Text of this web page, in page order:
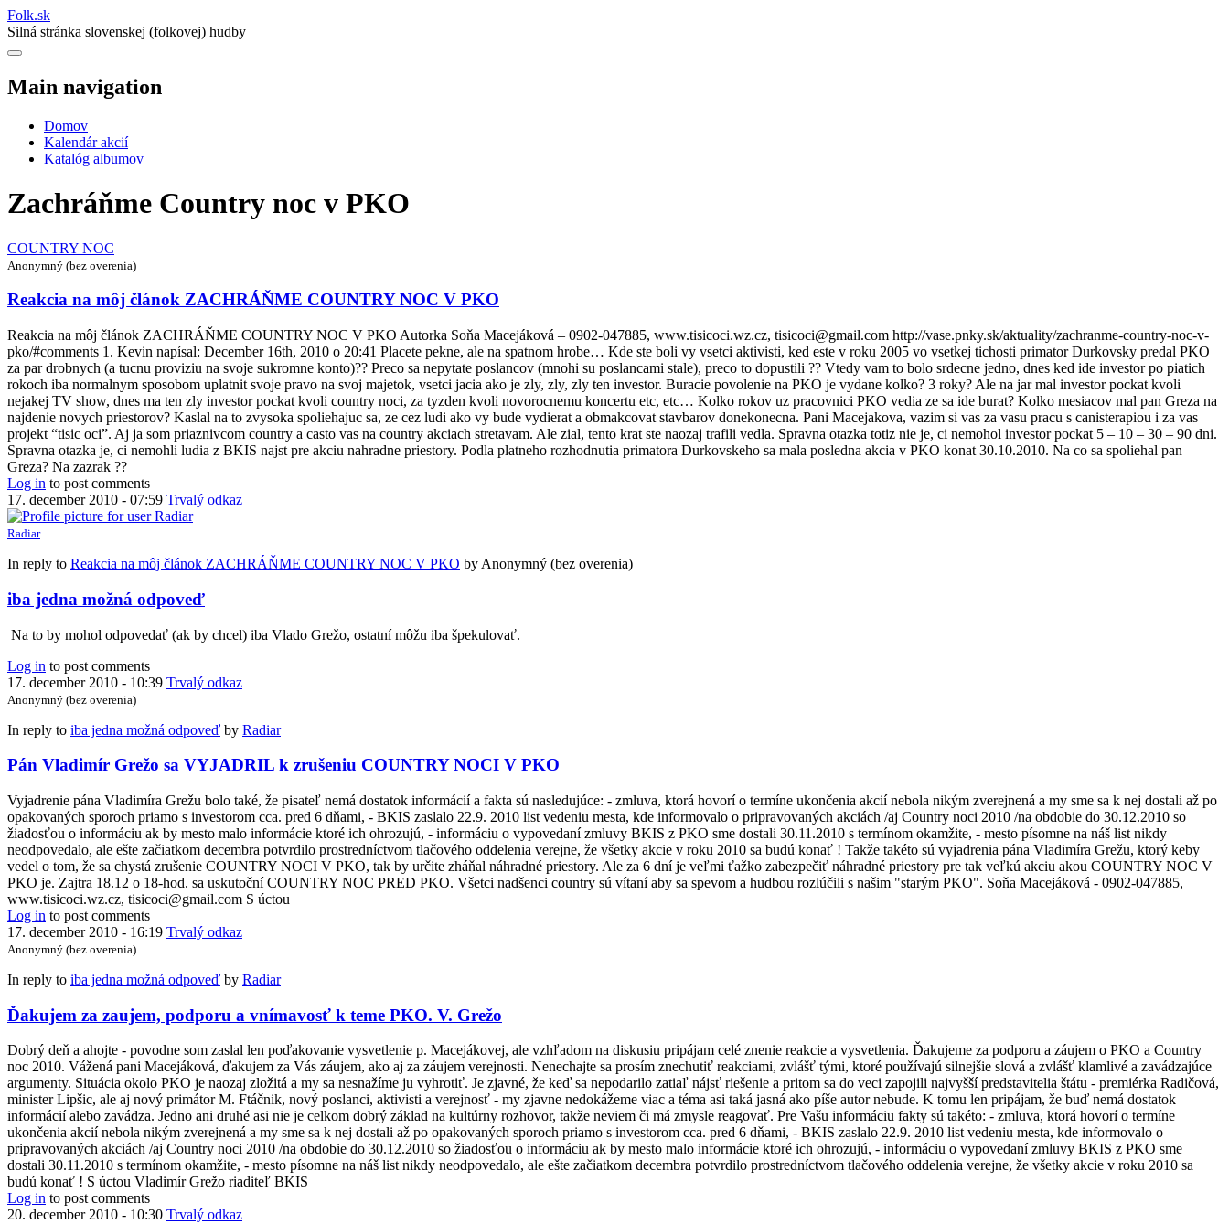
Folk.sk
Silná stránka slovenskej (folkovej) hudby
Main navigation
Domov
Kalendár akcií
Katalóg albumov
Zachráňme Country noc v PKO
COUNTRY NOC
Anonymný (bez overenia)
Reakcia na môj článok ZACHRÁŇME COUNTRY NOC V PKO
Reakcia na môj článok ZACHRÁŇME COUNTRY NOC V PKO Autorka Soňa Macejáková – 0902-047885, www.tisicoci.wz.cz, tisicoci@gmail.com http://vase.pnky.sk/aktuality/zachranme-country-noc-v-
pko/#comments 1. Kevin napísal: December 16th, 2010 o 20:41 Placete pekne, ale na spatnom hrobe… Kde ste boli vy vsetci aktivisti, ked este v roku 2005 vo vsetkej tichosti primator Durkovsky predal PKO
za par drobnych (a tucnu proviziu na svoje sukromne konto)?? Preco sa nepytate poslancov (mnohi su poslancami stale), preco to dopustili ?? Vtedy vam to bolo srdecne jedno, dnes ked ide investor po piatich
rokoch iba normalnym sposobom uplatnit svoje pravo na svoj majetok, vsetci jacia ako je zly, zly, zly ten investor. Buracie povolenie na PKO je vydane kolko? 3 roky? Ale na jar mal investor pockat kvoli
nejakej TV show, dnes ma ten zly investor pockat kvoli country noci, za tyzden kvoli novorocnemu koncertu etc, etc… Kolko rokov uz pracovnici PKO vedia ze sa ide burat? Kolko mesiacov mal pan Greza na
najdenie novych priestorov? Kaslal na to zvysoka spoliehajuc sa, ze cez ludi ako vy bude vydierat a obmakcovat stavbarov donekonecna. Pani Macejakova, vazim si vas za vasu pracu s canisterapiou i za vas
projekt “tisic oci”. Aj ja som priaznivcom country a casto vas na country akciach stretavam. Ale zial, tento krat ste naozaj trafili vedla. Spravna otazka totiz nie je, ci nemohol investor pockat 5 – 10 – 30 – 90 dni.
Spravna otazka je, ci nemohli ludia z BKIS najst pre akciu nahradne priestory. Podla platneho rozhodnutia primatora Durkovskeho sa mala posledna akcia v PKO konat 30.10.2010. Na co sa spoliehal pan
Greza? Na zazrak ??
Log in to post comments
17. december 2010 - 07:59 Trvalý odkaz
Radiar
In reply to Reakcia na môj článok ZACHRÁŇME COUNTRY NOC V PKO by Anonymný (bez overenia)
iba jedna možná odpoveď
Na to by mohol odpovedať (ak by chcel) iba Vlado Grežo, ostatní môžu iba špekulovať.
Log in to post comments
17. december 2010 - 10:39 Trvalý odkaz
Anonymný (bez overenia)
In reply to iba jedna možná odpoveď by Radiar
Pán Vladimír Grežo sa VYJADRIL k zrušeniu COUNTRY NOCI V PKO
Vyjadrenie pána Vladimíra Grežu bolo také, že pisateľ nemá dostatok informácií a fakta sú nasledujúce: - zmluva, ktorá hovorí o termíne ukončenia akcií nebola nikým zverejnená a my sme sa k nej dostali až po
opakovaných sporoch priamo s investorom cca. pred 6 dňami, - BKIS zaslalo 22.9. 2010 list vedeniu mesta, kde informovalo o pripravovaných akciách /aj Country noci 2010 /na obdobie do 30.12.2010 so
žiadosťou o informáciu ak by mesto malo informácie ktoré ich ohrozujú, - informáciu o vypovedaní zmluvy BKIS z PKO sme dostali 30.11.2010 s termínom okamžite, - mesto písomne na náš list nikdy
neodpovedalo, ale ešte začiatkom decembra potvrdilo prostredníctvom tlačového oddelenia verejne, že všetky akcie v roku 2010 sa budú konať ! Takže takéto sú vyjadrenia pána Vladimíra Grežu, ktorý keby
vedel o tom, že sa chystá zrušenie COUNTRY NOCI V PKO, tak by určite zháňal náhradné priestory. Ale za 6 dní je veľmi ťažko zabezpečiť náhradné priestory pre tak veľkú akciu akou COUNTRY NOC V
PKO je. Zajtra 18.12 o 18-hod. sa uskutoční COUNTRY NOC PRED PKO. Všetci nadšenci country sú vítaní aby sa spevom a hudbou rozlúčili s našim "starým PKO". Soňa Macejáková - 0902-047885,
www.tisicoci.wz.cz, tisicoci@gmail.com S úctou
Log in to post comments
17. december 2010 - 16:19 Trvalý odkaz
Anonymný (bez overenia)
In reply to iba jedna možná odpoveď by Radiar
Ďakujem za zaujem, podporu a vnímavosť k teme PKO. V. Grežo
Dobrý deň a ahojte - povodne som zaslal len poďakovanie vysvetlenie p. Macejákovej, ale vzhľadom na diskusiu pripájam celé znenie reakcie a vysvetlenia. Ďakujeme za podporu a záujem o PKO a Country
noc 2010. Vážená pani Macejáková, ďakujem za Vás záujem, ako aj za záujem verejnosti. Nenechajte sa prosím znechutiť reakciami, zvlášť tými, ktoré používajú silnejšie slová a zvlášť klamlivé a zavádzajúce
argumenty. Situácia okolo PKO je naozaj zložitá a my sa nesnažíme ju vyhrotiť. Je zjavné, že keď sa nepodarilo zatiaľ nájsť riešenie a pritom sa do veci zapojili najvyšší predstavitelia štátu - premiérka Radičová,
minister Lipšic, ale aj nový primátor M. Ftáčnik, nový poslanci, aktivisti a verejnosť - my zjavne nedokážeme viac a téma asi taká jasná ako píše autor nebude. K tomu len pripájam, že buď nemá dostatok
informácií alebo zavádza. Jedno ani druhé asi nie je celkom dobrý základ na kultúrny rozhovor, takže neviem či má zmysle reagovať. Pre Vašu informáciu fakty sú takéto: - zmluva, ktorá hovorí o termíne
ukončenia akcií nebola nikým zverejnená a my sme sa k nej dostali až po opakovaných sporoch priamo s investorom cca. pred 6 dňami, - BKIS zaslalo 22.9. 2010 list vedeniu mesta, kde informovalo o
pripravovaných akciách /aj Country noci 2010 /na obdobie do 30.12.2010 so žiadosťou o informáciu ak by mesto malo informácie ktoré ich ohrozujú, - informáciu o vypovedaní zmluvy BKIS z PKO sme
dostali 30.11.2010 s termínom okamžite, - mesto písomne na náš list nikdy neodpovedalo, ale ešte začiatkom decembra potvrdilo prostredníctvom tlačového oddelenia verejne, že všetky akcie v roku 2010 sa
budú konať ! S úctou Vladimír Grežo riaditeľ BKIS
Log in to post comments
20. december 2010 - 10:30 Trvalý odkaz